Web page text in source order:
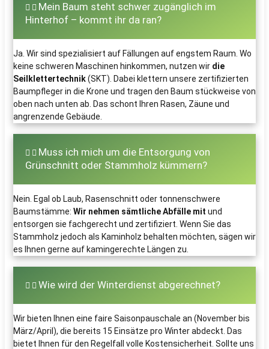
Mein Baum steht schwer zugänglich im
Hinterhof – kommt ihr da ran?
Ja. Wir sind spezialisiert auf Fällungen auf engstem Raum. Wo
keine schweren Maschinen hinkommen, nutzen wir die
Seilklettertechnik(SKT). Dabei klettern unsere zertifizierten
Baumpfleger in die Krone und tragen den Baum stückweise von
oben nach unten ab. Das schont Ihren Rasen, Zäune und
angrenzende Gebäude.
Muss ich mich um die Entsorgung von
Grünschnitt oder Stammholz kümmern?
Nein. Egal ob Laub, Rasenschnitt oder tonnenschwere
Baumstämme: Wir nehmen sämtliche Abfälle mit und
entsorgen sie fachgerecht und zertifiziert. Wenn Sie das
Stammholz jedoch als Kaminholz behalten möchten, sägen wir
es Ihnen gerne auf kamingerechte Längen zu.
Wie wird der Winterdienst abgerechnet?
Wir bieten Ihnen eine faire Saisonpauschale an (November bis
März/April), die bereits 15 Einsätze pro Winter abdeckt. Das
bietet Ihnen für den Regelfall volle Kostensicherheit. Sollte uns